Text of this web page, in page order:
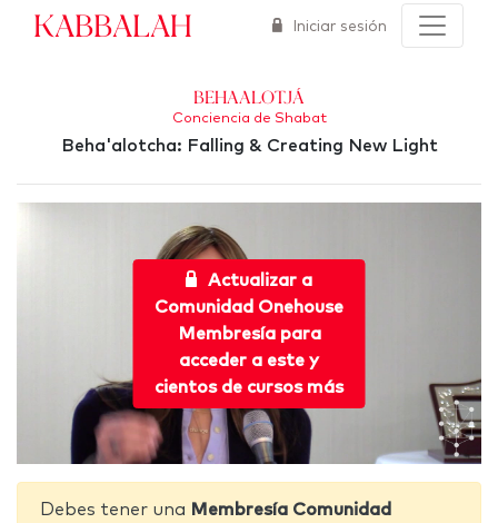
Kabbalah Iniciar sesión
Behaalotjá
Conciencia de Shabat
Beha'alotcha: Falling & Creating New Light
Actualizar a
Comunidad Onehouse
Membresía para
acceder a este y
cientos de cursos más
Debes tener una Membresía Comunidad